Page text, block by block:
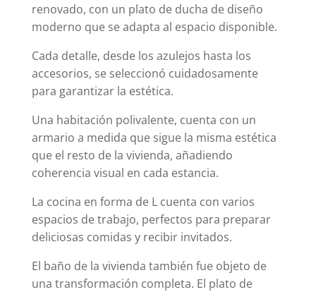
renovado, con un plato de ducha de diseño
moderno que se adapta al espacio disponible.
Cada detalle, desde los azulejos hasta los
accesorios, se seleccionó cuidadosamente
para garantizar la estética.
Una habitación polivalente, cuenta con un
armario a medida que sigue la misma estética
que el resto de la vivienda, añadiendo
coherencia visual en cada estancia.
La cocina en forma de L cuenta con varios
espacios de trabajo, perfectos para preparar
deliciosas comidas y recibir invitados.
El baño de la vivienda también fue objeto de
una transformación completa. El plato de